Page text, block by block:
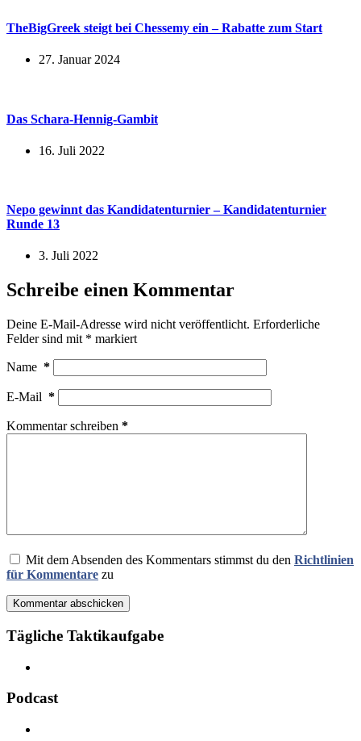
TheBigGreek steigt bei Chessemy ein – Rabatte zum Start
27. Januar 2024
Das Schara-Hennig-Gambit
16. Juli 2022
Nepo gewinnt das Kandidatenturnier – Kandidatenturnier
Runde 13
3. Juli 2022
Schreibe einen Kommentar
Deine E-Mail-Adresse wird nicht veröffentlicht. Erforderliche
Felder sind mit * markiert
Name *
E-Mail *
Kommentar schreiben *
Mit dem Absenden des Kommentars stimmst du den Richtlinien
für Kommentare zu
Kommentar abschicken
Tägliche Taktikaufgabe
Podcast